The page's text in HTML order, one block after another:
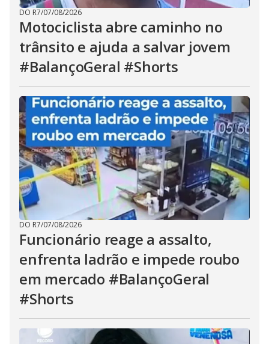
DO R7/07/08/2026
Motociclista abre caminho no
trânsito e ajuda a salvar jovem
#BalançoGeral #Shorts
DO R7/07/08/2026
Funcionário reage a assalto,
enfrenta ladrão e impede roubo
em mercado #BalançoGeral
#Shorts